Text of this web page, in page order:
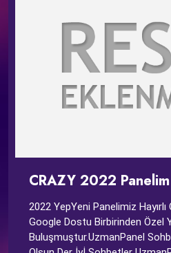
CRAZY 2022 Panelim
2022 YepYeni Panelimiz Hayırlı
Google Dostu Birbirinden Özel
Buluşmuştur.UzmanPanel